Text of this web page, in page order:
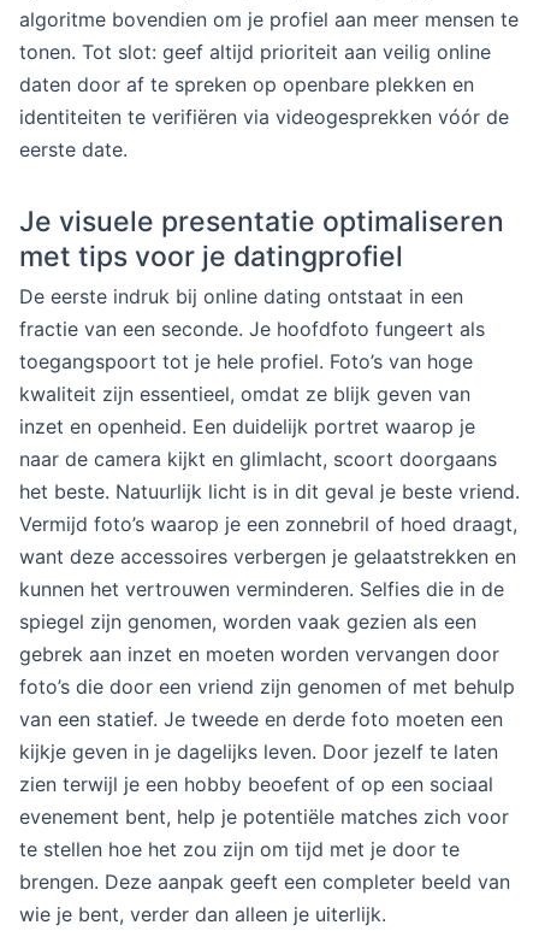
algoritme bovendien om je profiel aan meer mensen te
tonen. Tot slot: geef altijd prioriteit aan veilig online
daten door af te spreken op openbare plekken en
identiteiten te verifiëren via videogesprekken vóór de
eerste date.
Je visuele presentatie optimaliseren
met tips voor je datingprofiel
De eerste indruk bij online dating ontstaat in een
fractie van een seconde. Je hoofdfoto fungeert als
toegangspoort tot je hele profiel. Foto’s van hoge
kwaliteit zijn essentieel, omdat ze blijk geven van
inzet en openheid. Een duidelijk portret waarop je
naar de camera kijkt en glimlacht, scoort doorgaans
het beste. Natuurlijk licht is in dit geval je beste vriend.
Vermijd foto’s waarop je een zonnebril of hoed draagt,
want deze accessoires verbergen je gelaatstrekken en
kunnen het vertrouwen verminderen. Selfies die in de
spiegel zijn genomen, worden vaak gezien als een
gebrek aan inzet en moeten worden vervangen door
foto’s die door een vriend zijn genomen of met behulp
van een statief. Je tweede en derde foto moeten een
kijkje geven in je dagelijks leven. Door jezelf te laten
zien terwijl je een hobby beoefent of op een sociaal
evenement bent, help je potentiële matches zich voor
te stellen hoe het zou zijn om tijd met je door te
brengen. Deze aanpak geeft een completer beeld van
wie je bent, verder dan alleen je uiterlijk.